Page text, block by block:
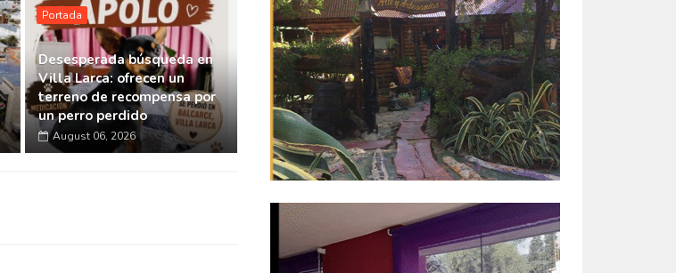
Portada
Desesperada búsqueda en
Villa Larca: ofrecen un
terreno de recompensa por
un perro perdido
August 06, 2026